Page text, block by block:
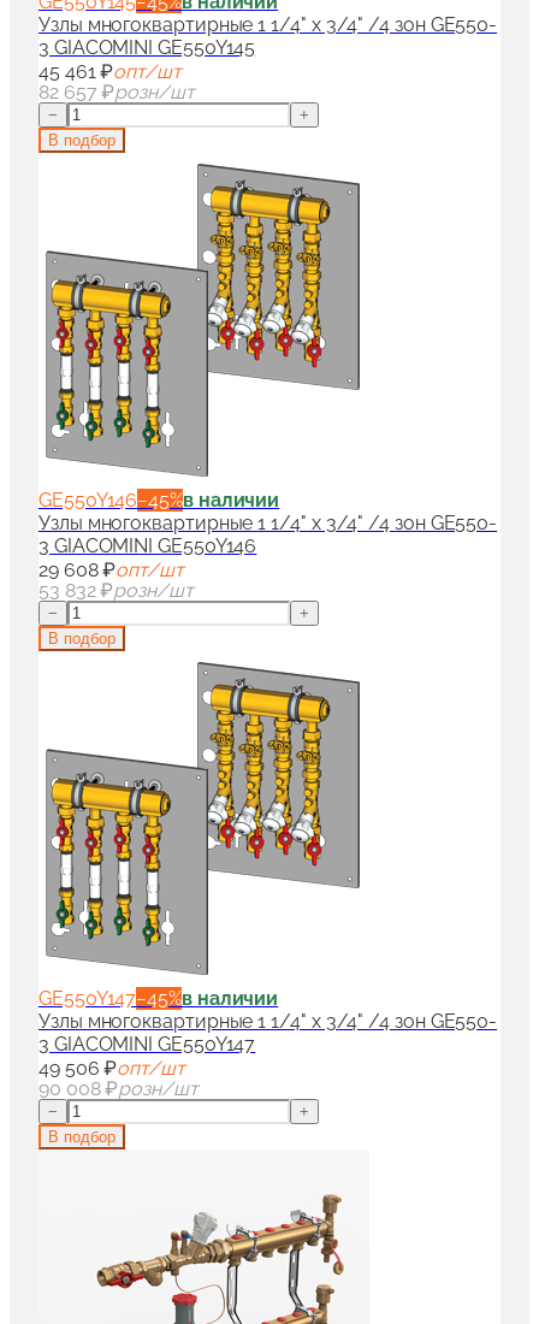
Узлы многоквартирные 1 1/4" x 3/4" /4 зон GE550-
3 GIACOMINI GE550Y145
45 461 ₽опт/шт
82 657 ₽розн/шт
−
+
В подбор
GE550Y146−45%в наличии
Узлы многоквартирные 1 1/4" x 3/4" /4 зон GE550-
3 GIACOMINI GE550Y146
29 608 ₽опт/шт
53 832 ₽розн/шт
−
+
В подбор
GE550Y147−45%в наличии
Узлы многоквартирные 1 1/4" x 3/4" /4 зон GE550-
3 GIACOMINI GE550Y147
49 506 ₽опт/шт
90 008 ₽розн/шт
−
+
В подбор